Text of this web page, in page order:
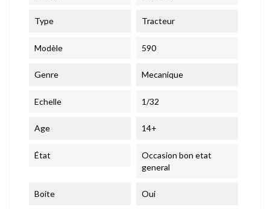
Type Tracteur
Modèle 590
Genre Mecanique
Echelle 1/32
Age 14+
État
Occasion bon etat
general
Boite Oui